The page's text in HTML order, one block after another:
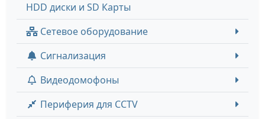
HDD диски и SD Карты
Сетевое оборудование
Сигнализация
Видеодомофоны
Периферия для CCTV